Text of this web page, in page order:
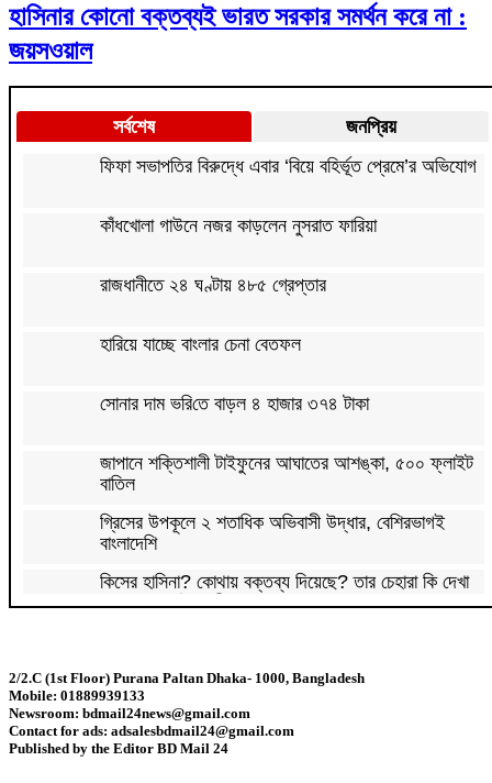
হাসিনার কোনো বক্তব্যই ভারত সরকার সমর্থন করে না :
জয়সওয়াল
সর্বশেষ
জনপ্রিয়
ফিফা সভাপতির বিরুদ্ধে এবার ‘বিয়ে বহির্ভূত প্রেমে’র অভিযোগ
কাঁধখোলা গাউনে নজর কাড়লেন নুসরাত ফারিয়া
রাজধানীতে ২৪ ঘণ্টায় ৪৮৫ গ্রেপ্তার
হারিয়ে যাচ্ছে বাংলার চেনা বেতফল
সোনার দাম ভ‌রি‌তে বাড়ল ৪ হাজার ৩৭৪ টাকা
জাপানে শক্তিশালী টাইফুনের আঘাতের আশঙ্কা, ৫০০ ফ্লাইট
বাতিল
গ্রিসের উপকূলে ২ শতাধিক অভিবাসী উদ্ধার, বেশিরভাগই
বাংলাদেশি
কিসের হাসিনা? কোথায় বক্তব্য দিয়েছে? তার চেহারা কি দেখা
গেছে?: স্বরাষ্ট্রমন্ত্রী
গণমাধ্যম শক্তিশালী হলেই গণতন্ত্র শক্তিশালী হবে : স্থানীয়
সরকারমন্ত্রী
‘ফিরে এসে আইনের মুখোমুখি হবেন’: আইনমন্ত্রী
2/2.C (1st Floor) Purana Paltan Dhaka- 1000, Bangladesh
Mobile: 01889939133
Newsroom: bdmail24news@gmail.com
Contact for ads: adsalesbdmail24@gmail.com
Published by the Editor BD Mail 24